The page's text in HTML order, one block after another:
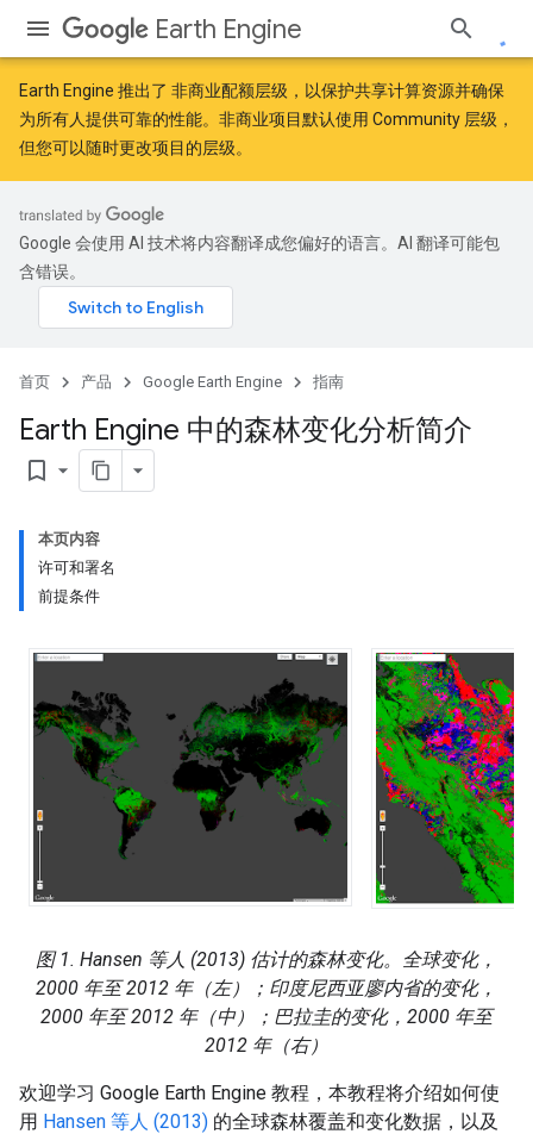
Earth Engine
Earth Engine 推出了 非商业配额层级 ，以保护共享计算资源并确保
为所有人提供可靠的性能。非商业项目默认使用 Community 层级，
但您可以随时更改项目的层级。
Google 会使用 AI 技术将内容翻译成您偏好的语言。AI 翻译可能包
含错误。
首页 产品 Google Earth Engine 指南
Earth Engine 中的森林变化分析简介
bookmark_border
本页内容
许可和署名
前提条件
图 1. Hansen 等人 (2013) 估计的森林变化。全球变化，
2000 年至 2012 年（左）；印度尼西亚廖内省的变化，
2000 年至 2012 年（中）；巴拉圭的变化，2000 年至
2012 年（右）
欢迎学习 Google Earth Engine 教程，本教程将介绍如何使
用 Hansen 等人 (2013) 的全球森林覆盖和变化数据，以及